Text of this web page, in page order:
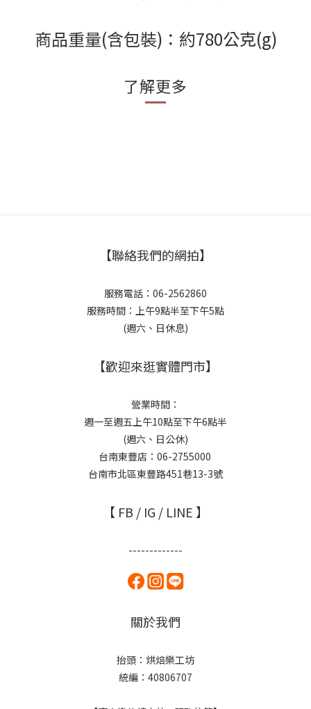
商品重量(含包裝)：約780公克(g)
了解更多
【聯絡我們的網拍】
服務電話：06-2562860
服務時間：上午9點半至下午5點
(週六、日休息)
【歡迎來逛實體門市】
營業時間：
週一至週五上午10點至下午6點半
(週六、日公休)
台南東豐店：06-2755000
台南市北區東豐路451巷13-3號
【 FB / IG / LINE 】
-------------
關於我們
抬頭：烘焙樂工坊
統編：40806707